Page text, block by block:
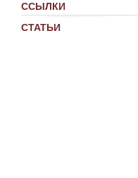
ССЫЛКИ
СТАТЬИ